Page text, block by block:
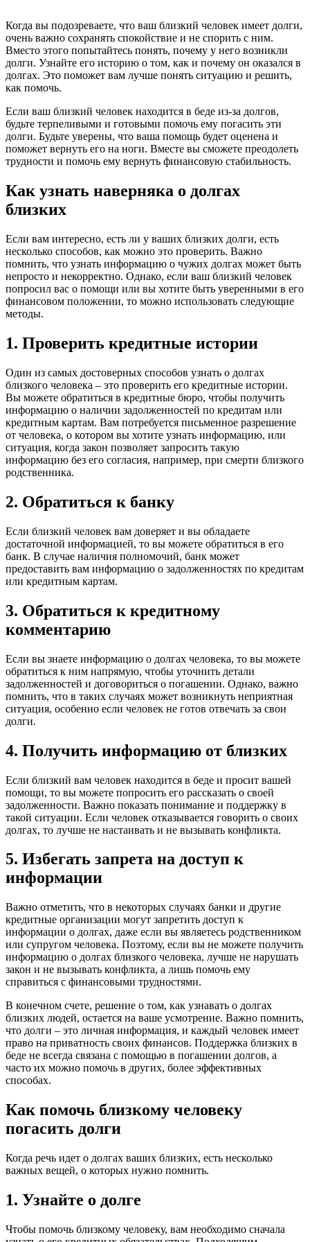
Когда вы подозреваете, что ваш близкий человек имеет долги,
очень важно сохранять спокойствие и не спорить с ним.
Вместо этого попытайтесь понять, почему у него возникли
долги. Узнайте его историю о том, как и почему он оказался в
долгах. Это поможет вам лучше понять ситуацию и решить,
как помочь.
Если ваш близкий человек находится в беде из-за долгов,
будьте терпеливыми и готовыми помочь ему погасить эти
долги. Будьте уверены, что ваша помощь будет оценена и
поможет вернуть его на ноги. Вместе вы сможете преодолеть
трудности и помочь ему вернуть финансовую стабильность.
Как узнать наверняка о долгах
близких
Если вам интересно, есть ли у ваших близких долги, есть
несколько способов, как можно это проверить. Важно
помнить, что узнать информацию о чужих долгах может быть
непросто и некорректно. Однако, если ваш близкий человек
попросил вас о помощи или вы хотите быть уверенными в его
финансовом положении, то можно использовать следующие
методы.
1. Проверить кредитные истории
Один из самых достоверных способов узнать о долгах
близкого человека – это проверить его кредитные истории.
Вы можете обратиться в кредитные бюро, чтобы получить
информацию о наличии задолженностей по кредитам или
кредитным картам. Вам потребуется письменное разрешение
от человека, о котором вы хотите узнать информацию, или
ситуация, когда закон позволяет запросить такую
информацию без его согласия, например, при смерти близкого
родственника.
2. Обратиться к банку
Если близкий человек вам доверяет и вы обладаете
достаточной информацией, то вы можете обратиться в его
банк. В случае наличия полномочий, банк может
предоставить вам информацию о задолженностях по кредитам
или кредитным картам.
3. Обратиться к кредитному
комментарию
Если вы знаете информацию о долгах человека, то вы можете
обратиться к ним напрямую, чтобы уточнить детали
задолженностей и договориться о погашении. Однако, важно
помнить, что в таких случаях может возникнуть неприятная
ситуация, особенно если человек не готов отвечать за свои
долги.
4. Получить информацию от близких
Если близкий вам человек находится в беде и просит вашей
помощи, то вы можете попросить его рассказать о своей
задолженности. Важно показать понимание и поддержку в
такой ситуации. Если человек отказывается говорить о своих
долгах, то лучше не настаивать и не вызывать конфликта.
5. Избегать запрета на доступ к
информации
Важно отметить, что в некоторых случаях банки и другие
кредитные организации могут запретить доступ к
информации о долгах, даже если вы являетесь родственником
или супругом человека. Поэтому, если вы не можете получить
информацию о долгах близкого человека, лучше не нарушать
закон и не вызывать конфликта, а лишь помочь ему
справиться с финансовыми трудностями.
В конечном счете, решение о том, как узнавать о долгах
близких людей, остается на ваше усмотрение. Важно помнить,
что долги – это личная информация, и каждый человек имеет
право на приватность своих финансов. Поддержка близких в
беде не всегда связана с помощью в погашении долгов, а
часто их можно помочь в других, более эффективных
способах.
Как помочь близкому человеку
погасить долги
Когда речь идет о долгах ваших близких, есть несколько
важных вещей, о которых нужно помнить.
1. Узнайте о долге
Чтобы помочь близкому человеку, вам необходимо сначала